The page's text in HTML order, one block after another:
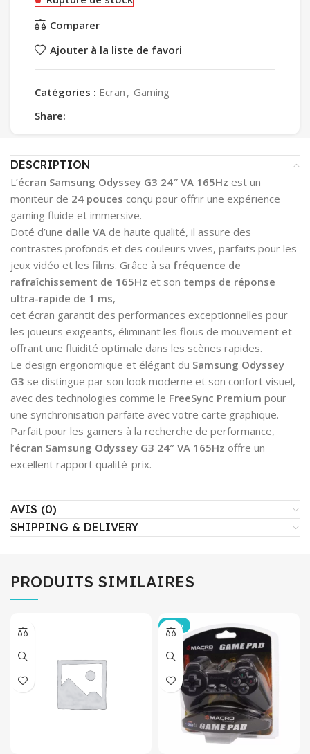
Comparer
Ajouter à la liste de favori
Catégories : Ecran , Gaming
Share:
DESCRIPTION
L’écran Samsung Odyssey G3 24″ VA 165Hz est un
moniteur de 24 pouces conçu pour offrir une expérience
gaming fluide et immersive.
Doté d’une dalle VA de haute qualité, il assure des
contrastes profonds et des couleurs vives, parfaits pour les
jeux vidéo et les films. Grâce à sa fréquence de
rafraîchissement de 165Hz et son temps de réponse
ultra-rapide de 1 ms,
cet écran garantit des performances exceptionnelles pour
les joueurs exigeants, éliminant les flous de mouvement et
offrant une fluidité optimale dans les scènes rapides.
Le design ergonomique et élégant du Samsung Odyssey
G3 se distingue par son look moderne et son confort visuel,
avec des technologies comme le FreeSync Premium pour
une synchronisation parfaite avec votre carte graphique.
Parfait pour les gamers à la recherche de performance,
l’écran Samsung Odyssey G3 24″ VA 165Hz offre un
excellent rapport qualité-prix.
AVIS (0)
SHIPPING & DELIVERY
PRODUITS SIMILAIRES
-34%